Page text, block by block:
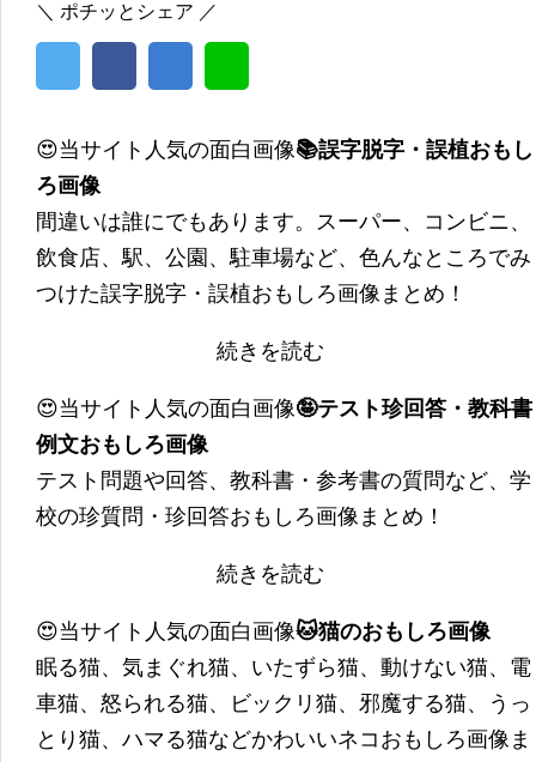
＼ ポチッとシェア ／
😍当サイト人気の面白画像📚誤字脱字・誤植おもし
ろ画像
間違いは誰にでもあります。スーパー、コンビニ、
飲食店、駅、公園、駐車場など、色んなところでみ
つけた誤字脱字・誤植おもしろ画像まとめ！
続きを読む
😍当サイト人気の面白画像🤪テスト珍回答・教科書
例文おもしろ画像
テスト問題や回答、教科書・参考書の質問など、学
校の珍質問・珍回答おもしろ画像まとめ！
続きを読む
😍当サイト人気の面白画像🐱猫のおもしろ画像
眠る猫、気まぐれ猫、いたずら猫、動けない猫、電
車猫、怒られる猫、ビックリ猫、邪魔する猫、うっ
とり猫、ハマる猫などかわいいネコおもしろ画像ま